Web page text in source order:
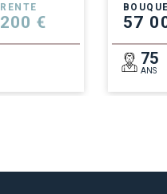
RENTE
200 €
57
75
ANS